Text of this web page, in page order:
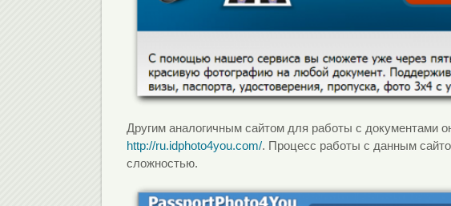
Другим аналогичным сайтом для работы с документами
http://ru.idphoto4you.com/. Процесс работы с данным
сложностью.